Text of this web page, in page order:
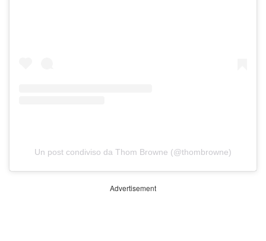
Un post condiviso da Thom Browne (@thombrowne)
Advertisement